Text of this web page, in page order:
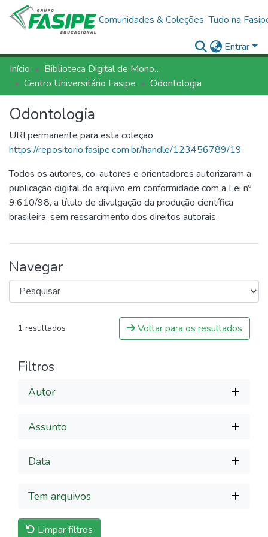
Comunidades & Coleções Tudo na
Entrar
Início
Biblioteca Digital de Monografias - BDM/FASIPE
Centro Universitário Fasipe
Odontologia
Odontologia
URI permanente para esta coleção
https://repositorio.fasipe.com.br/handle/123456789/19
Todos os autores, co-autores e orientadores autorizaram a
publicação digital do arquivo em conformidade com a Lei nº
9.610/98, a título de divulgação da produção científica
brasileira, sem ressarcimento dos direitos autorais.
Navegar
1 resultados Voltar para os resultados
Filtros
Autor
Assunto
Data
Tem arquivos
Limpar filtros